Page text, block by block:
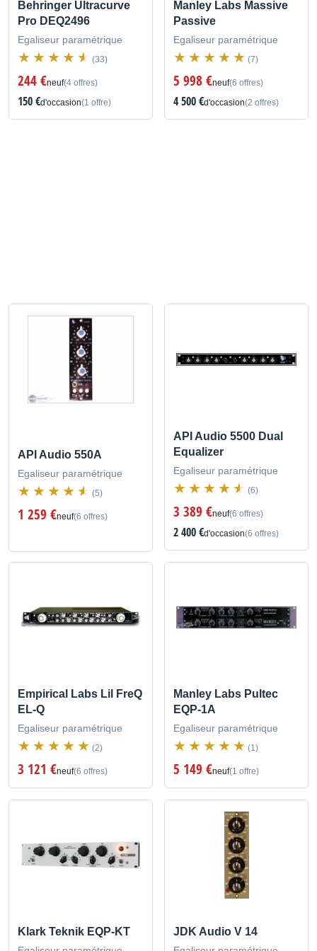
Behringer Ultracurve
Pro DEQ2496
Egaliseur paramétrique
(33)
244 €neuf(4 offres)
150 €d'occasion(1 offre)
Manley Labs Massive
Passive
Egaliseur paramétrique
(7)
5 998 €neuf(6 offres)
4 500 €d'occasion(2 offres)
API Audio 550A
Egaliseur paramétrique
(5)
1 259 €neuf(6 offres)
API Audio 5500 Dual
Equalizer
Egaliseur paramétrique
(6)
3 389 €neuf(6 offres)
2 400 €d'occasion(6 offres)
Empirical Labs Lil FreQ
EL-Q
Egaliseur paramétrique
(2)
3 121 €neuf(6 offres)
Manley Labs Pultec
EQP-1A
Egaliseur paramétrique
(1)
5 149 €neuf(1 offre)
Klark Teknik EQP-KT JDK Audio V 14